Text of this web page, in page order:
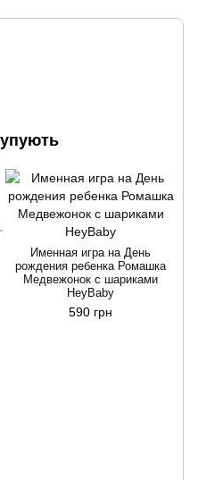
Именная игра на День
рождения ребенка Ромашка
Медвежонок с шариками
HeyBaby
590 грн